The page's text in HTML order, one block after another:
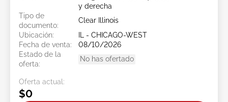
y derecha
Tipo de
documento:
Clear Illinois
Ubicación:
IL - CHICAGO-WEST
Fecha de venta:
08/10/2026
Estado de la
oferta:
No has ofertado
Oferta actual:
$0